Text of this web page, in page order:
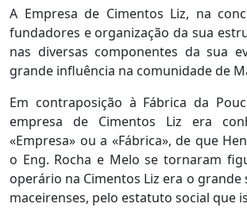
A Empresa de Cimentos Liz, na
fundadores e organização da sua
nas diversas componentes da sua
grande influência na comunidade de
Em contraposição à Fábrica da
empresa de Cimentos Liz era
«Empresa» ou a «Fábrica», de que
o Eng. Rocha e Melo se tornaram
operário na Cimentos Liz era o
maceirenses, pelo estatuto social que